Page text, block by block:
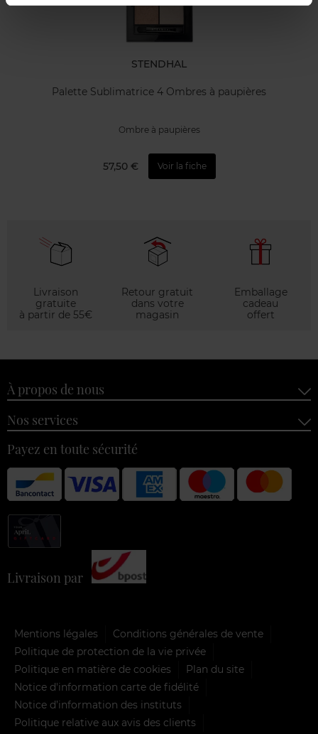
STENDHAL
Palette Sublimatrice 4 Ombres à paupières
Ombre à paupières
57,50 € Voir la fiche
Livraison
gratuite
à partir de 55€
Retour gratuit
dans votre
magasin
Emballage
cadeau
offert
À propos de nous
Nos services
Payez en toute sécurité
Livraison par
Mentions légales
Conditions générales de vente
Politique de protection de la vie privée
Politique en matière de cookies
Plan du site
Notice d'information carte de fidélité
Notice d’information des instituts
Politique relative aux avis des clients